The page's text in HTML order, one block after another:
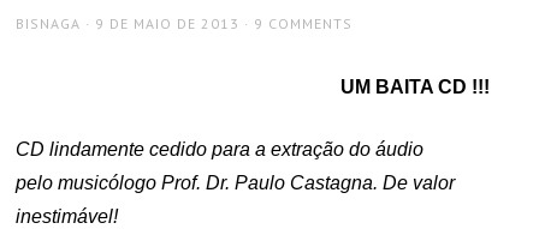
AUTHOR
BISNAGA
POSTED
9 DE MAIO DE 2013 9 COMMENTS
UM BAITA CD !!!
CD lindamente cedido para a extração do áudio
pelo musicólogo Prof. Dr. Paulo Castagna. De valor
inestimável!